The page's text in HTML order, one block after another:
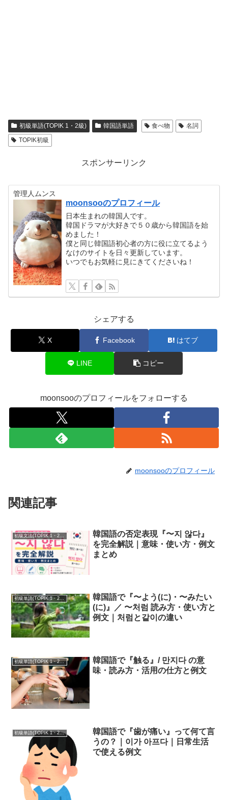
初級単語(TOPIK 1・2級) 韓国語単語 食べ物
名詞
TOPIK初級
スポンサーリンク
管理人ムンス
moonsooのプロフィール
日本生まれの韓国人です。
韓国ドラマが大好きで５０歳から韓国語を始
めました！
僕と同じ韓国語初心者の方に役に立てるよう
なけのサイトを日々更新しています。
いつでもお気軽に見にきてくださいね！
シェアする
X Facebook はてブ
LINE コピー
moonsooのプロフィールをフォローする
moonsooのプロフィール
関連記事
韓国語の否定表現『〜지 않다』
を完全解説｜意味・使い方・例文
まとめ
初級単語(TOPIK 1・2級)
韓国語で『〜よう(に)・〜みたい
(に)』／ 〜처럼 読み方・使い方と
例文｜처럼と같이の違い
初級単語(TOPIK 1・2級)
韓国語で『触る』/ 만지다 の意
味・読み方・活用の仕方と例文
初級単語(TOPIK 1・2級)
韓国語で『歯が痛い』って何て言
うの？｜이가 아프다｜日常生活
で使える例文